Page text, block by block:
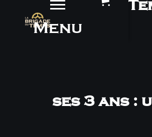
Menu
La Brigade du
ses 3 ans :